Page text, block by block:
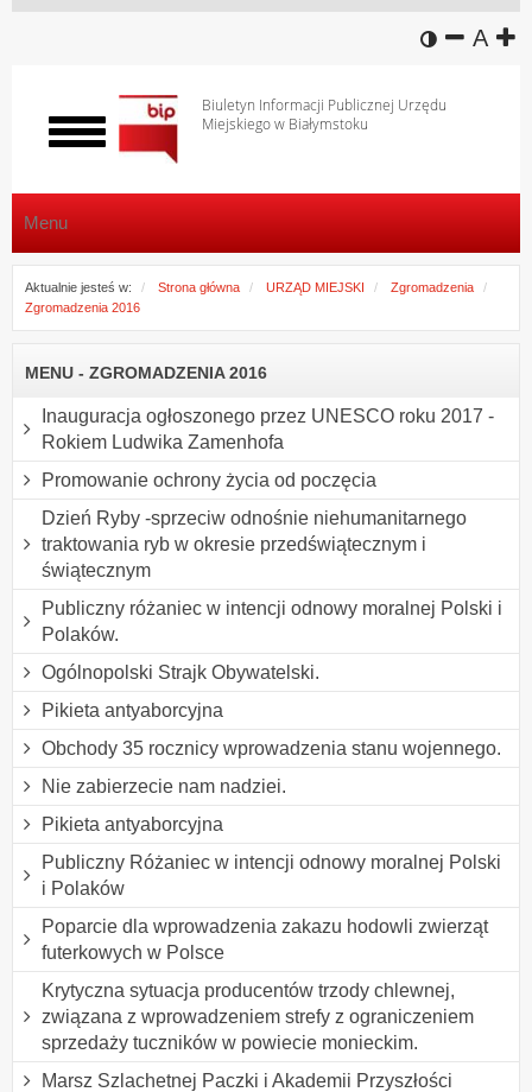
wersja
A
Biuletyn Informacji Publicznej Urzędu
Miejskiego w Białymstoku
Włącz
menu
Menu
Aktualnie jesteś w: Strona główna URZĄD MIEJSKI
Zgromadzenia
Zgromadzenia 2016
MENU - ZGROMADZENIA 2016
Inauguracja ogłoszonego przez UNESCO roku 2017 -
Rokiem Ludwika Zamenhofa
Promowanie ochrony życia od poczęcia
Dzień Ryby -sprzeciw odnośnie niehumanitarnego
traktowania ryb w okresie przedświątecznym i
świątecznym
Publiczny różaniec w intencji odnowy moralnej Polski i
Polaków.
Ogólnopolski Strajk Obywatelski.
Pikieta antyaborcyjna
Obchody 35 rocznicy wprowadzenia stanu wojennego.
Nie zabierzecie nam nadziei.
Pikieta antyaborcyjna
Publiczny Różaniec w intencji odnowy moralnej Polski
i Polaków
Poparcie dla wprowadzenia zakazu hodowli zwierząt
futerkowych w Polsce
Krytyczna sytuacja producentów trzody chlewnej,
związana z wprowadzeniem strefy z ograniczeniem
sprzedaży tuczników w powiecie monieckim.
Marsz Szlachetnej Paczki i Akademii Przyszłości